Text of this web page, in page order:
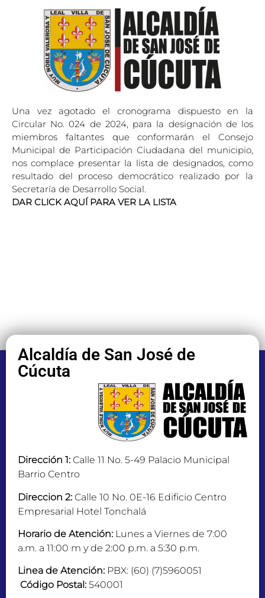
Una vez agotado el cronograma dispuesto en la
Circular No. 024 de 2024, para la designación de los
miembros faltantes que conformarán el Consejo
Municipal de Participación Ciudadana del municipio,
nos complace presentar la lista de designados, como
resultado del proceso democrático realizado por la
Secretaría de Desarrollo Social.
DAR CLICK AQUÍ PARA VER LA LISTA
Alcaldía de San José de
Cúcuta
Dirección 1: Calle 11 No. 5-49 Palacio Municipal
Barrio Centro
Direccion 2: Calle 10 No. 0E-16 Edificio Centro
Empresarial Hotel Tonchalá
Horario de Atención: Lunes a Viernes de 7:00
a.m. a 11:00 m y de 2:00 p.m. a 5:30 p.m.
Linea de Atención: PBX: (60) (7)5960051
Código Postal: 540001